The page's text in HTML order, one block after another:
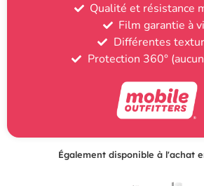
Qualité et résistance
Film garantie à
Différentes
Protection 360°
Également disponible à l'achat